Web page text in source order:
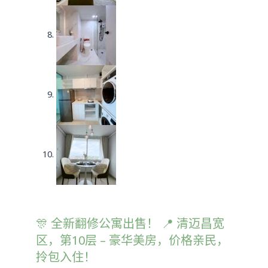
🎊 全新翻修公寓出售！ 📍 清迈昌宽
区，第10层 – 豪华美房，价格亲民，
拎包入住！